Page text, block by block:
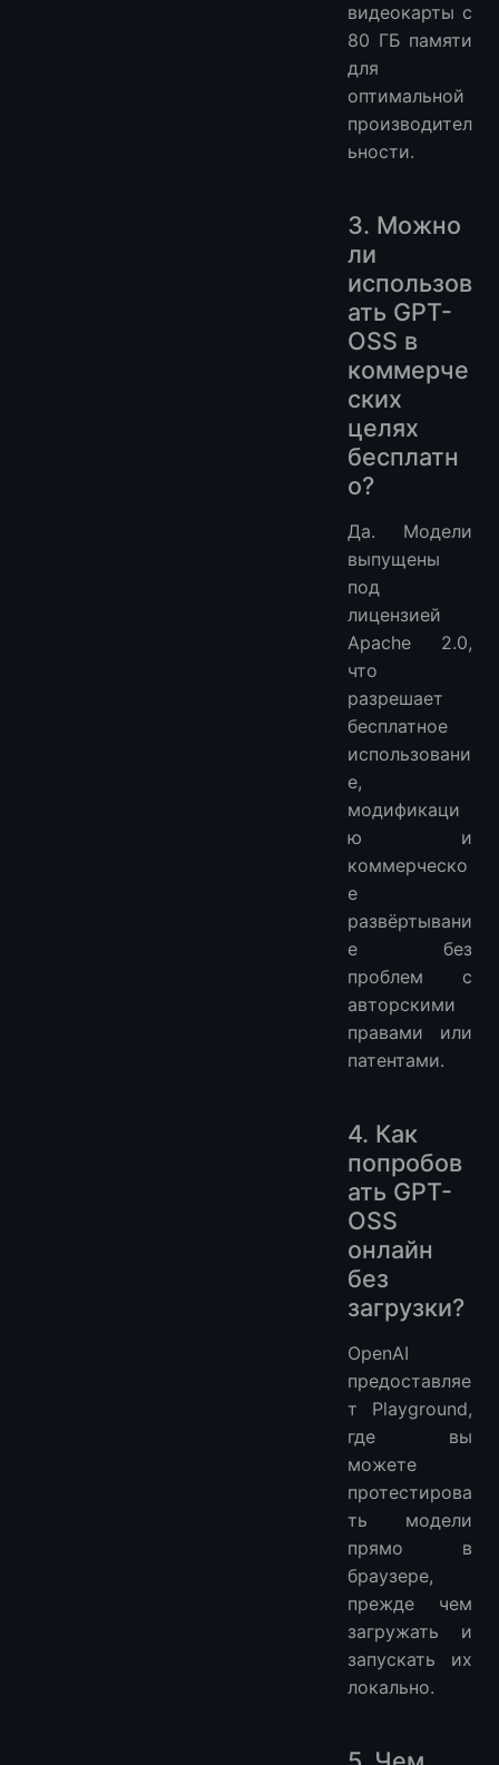
видеокарты с
80 ГБ памяти
для
оптимальной
производител
ьности.
3. Можно
ли
использов
ать GPT-
OSS в
коммерче
ских
целях
бесплатн
о?
Да. Модели
выпущены
под
лицензией
Apache 2.0,
что
разрешает
бесплатное
использовани
е,
модификаци
ю и
коммерческо
е
развёртывани
е без
проблем с
авторскими
правами или
патентами.
4. Как
попробов
ать GPT-
OSS
онлайн
без
загрузки?
OpenAI
предоставляе
т Playground,
где вы
можете
протестирова
ть модели
прямо в
браузере,
прежде чем
загружать и
запускать их
локально.